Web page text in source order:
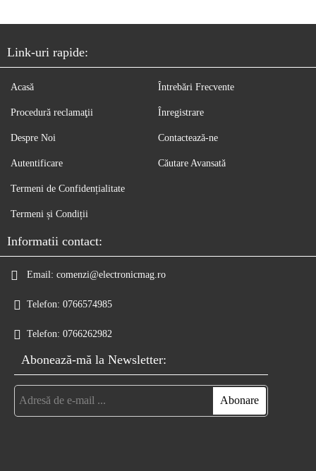
Link-uri rapide:
Acasă
Procedură reclamaţii
Despre Noi
Autentificare
Întrebări Frecvente
Înregistrare
Contactează-ne
Căutare Avansată
Termeni de Confidențialitate
Termeni și Condiții
Informatii contact:
Email: comenzi@electronicmag.ro
Telefon: 0766574985
Telefon: 0766262982
Abonează-mă la Newsletter: